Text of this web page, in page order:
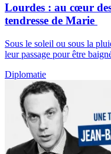
Lourdes : au cœur
tendresse de Marie
Sous le soleil ou sous la
leur passage pour être
Diplomatie